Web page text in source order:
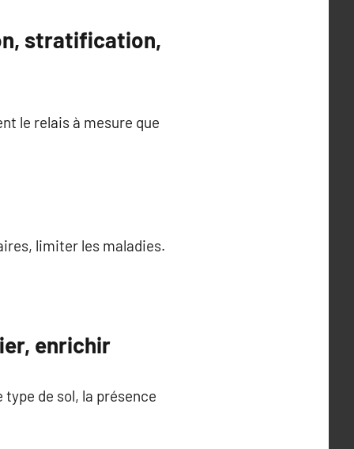
stratification,
le relais à mesure que
limiter les maladies.
enrichir
de sol, la présence